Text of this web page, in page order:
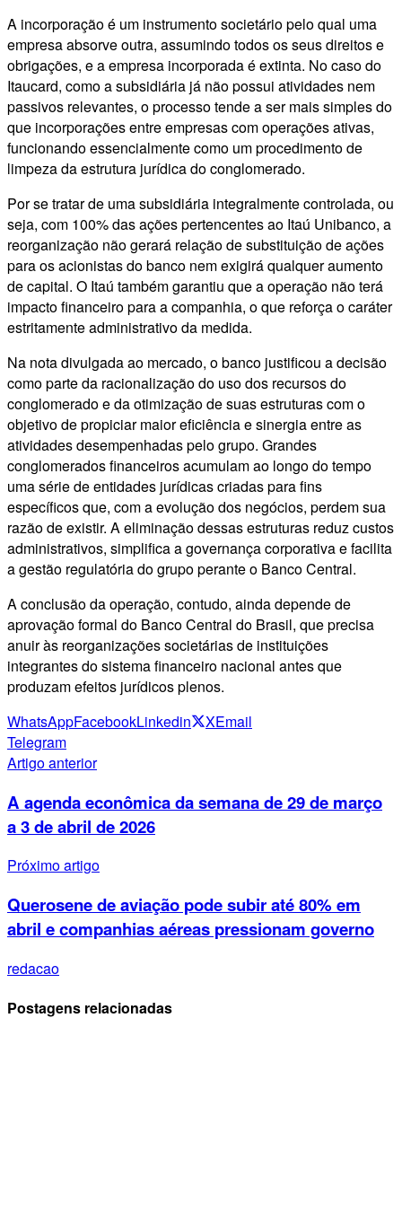
A incorporação é um instrumento societário pelo qual uma
empresa absorve outra, assumindo todos os seus direitos e
obrigações, e a empresa incorporada é extinta. No caso do
Itaucard, como a subsidiária já não possui atividades nem
passivos relevantes, o processo tende a ser mais simples do
que incorporações entre empresas com operações ativas,
funcionando essencialmente como um procedimento de
limpeza da estrutura jurídica do conglomerado.
Por se tratar de uma subsidiária integralmente controlada, ou
seja, com 100% das ações pertencentes ao Itaú Unibanco, a
reorganização não gerará relação de substituição de ações
para os acionistas do banco nem exigirá qualquer aumento
de capital. O Itaú também garantiu que a operação não terá
impacto financeiro para a companhia, o que reforça o caráter
estritamente administrativo da medida.
Na nota divulgada ao mercado, o banco justificou a decisão
como parte da racionalização do uso dos recursos do
conglomerado e da otimização de suas estruturas com o
objetivo de propiciar maior eficiência e sinergia entre as
atividades desempenhadas pelo grupo. Grandes
conglomerados financeiros acumulam ao longo do tempo
uma série de entidades jurídicas criadas para fins
específicos que, com a evolução dos negócios, perdem sua
razão de existir. A eliminação dessas estruturas reduz custos
administrativos, simplifica a governança corporativa e facilita
a gestão regulatória do grupo perante o Banco Central.
A conclusão da operação, contudo, ainda depende de
aprovação formal do Banco Central do Brasil, que precisa
anuir às reorganizações societárias de instituições
integrantes do sistema financeiro nacional antes que
produzam efeitos jurídicos plenos.
WhatsAppFacebookLinkedin XEmail
Telegram
Artigo anterior
A agenda econômica da semana de 29 de março
a 3 de abril de 2026
Próximo artigo
Querosene de aviação pode subir até 80% em
abril e companhias aéreas pressionam governo
redacao
Postagens relacionadas